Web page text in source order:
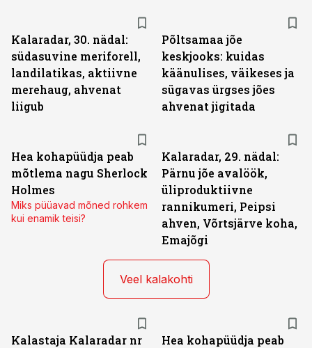
Kalaradar, 30. nädal:
südasuvine meriforell,
landilatikas, aktiivne
merehaug, ahvenat
liigub
Põltsamaa jõe
keskjooks: kuidas
käänulises, väikeses ja
sügavas ürgses jões
ahvenat jigitada
Hea kohapüüdja peab
mõtlema nagu Sherlock
Holmes
Miks püüavad mõned rohkem
kui enamik teisi?
Kalaradar, 29. nädal:
Pärnu jõe avalöök,
üliproduktiivne
rannikumeri, Peipsi
ahven, Võrtsjärve koha,
Emajõgi
Veel kalakohti
Kalastaja Kalaradar nr
Hea kohapüüdja peab